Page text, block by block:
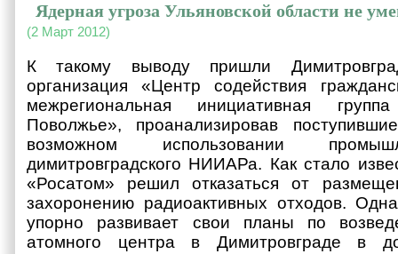
Ядерная угроза Ульяновской области не
(2 Март 2012)
К такому выводу пришли
организация «Центр содействия
межрегиональная инициативная
Поволжье», проанализировав
возможном использовании
димитровградского НИИАРа. Как стало
«Росатом» решил отказаться от
захоронению радиоактивных отходов.
упорно развивает свои планы по
атомного центра в Димитровграде в